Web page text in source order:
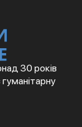
30 років